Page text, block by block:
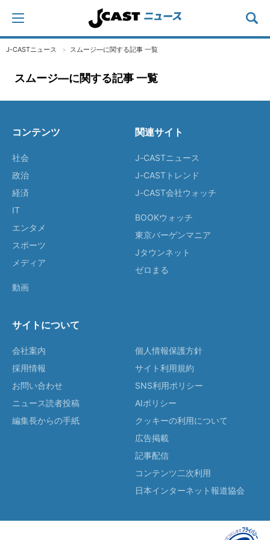
J-CASTニュース スムージ―に関する記事 一覧
スムージ―に関する記事 一覧
コンテンツ
社会
政治
経済
IT
エンタメ
スポーツ
メディア
動画
関連サイト
J-CASTニュース
J-CASTトレンド
J-CAST会社ウォッチ
BOOKウォッチ
東京バーゲンマニア
Jタウンネット
ゼロまる
サイトについて
会社案内
採用情報
お問い合わせ
ニュース読者投稿
編集長からの手紙
個人情報保護方針
サイト利用規約
SNS利用ポリシー
AIポリシー
クッキーの利用について
広告掲載
記事配信
コンテンツ二次利用
日本インターネット報道協会